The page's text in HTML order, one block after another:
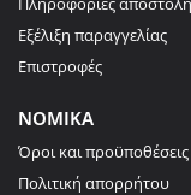
Εξέλιξη παραγγελίας
Επιστροφές
ΝΟΜΙΚΑ
Όροι και προϋποθέσεις
Πολιτική απορρήτου